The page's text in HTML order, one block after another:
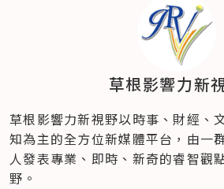
草根影響力新
草根影響力新視野以時事、財經、
知為主的全方位新媒體平台，由一
人發表專業、即時、新奇的睿智觀
野。